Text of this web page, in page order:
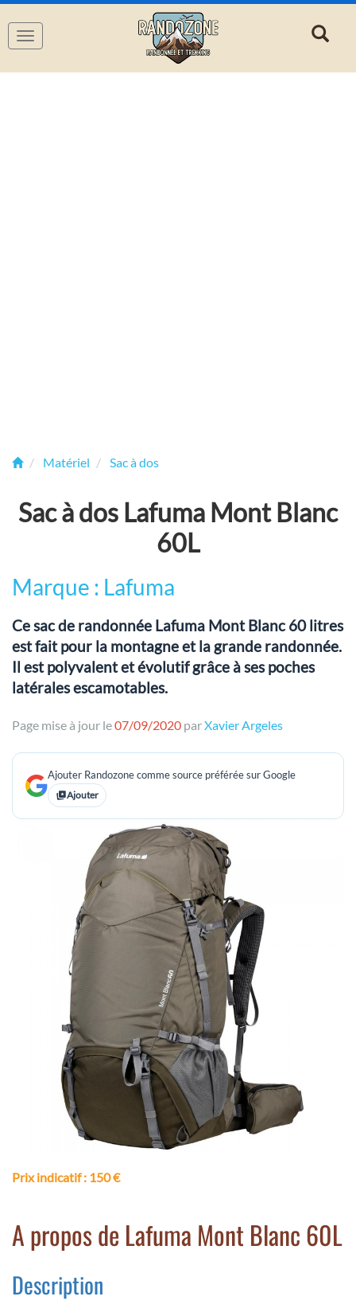
Navigation
Matériel Sac à dos
Sac à dos Lafuma Mont Blanc
60L
Marque : Lafuma
Ce sac de randonnée Lafuma Mont Blanc 60 litres
est fait pour la montagne et la grande randonnée.
Il est polyvalent et évolutif grâce à ses poches
latérales escamotables.
Page mise à jour le07/09/2020 parXavier Argeles
Ajouter Randozone comme source préférée sur Google
Ajouter
Prix indicatif: 150 €
A propos de Lafuma Mont Blanc 60L
Description